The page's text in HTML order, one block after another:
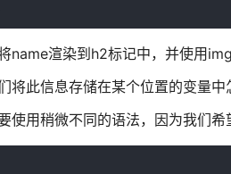
name渲染到h2标记中，并使用
将此信息存储在某个位置的变量中
使用稍微不同的语法，因为我们希